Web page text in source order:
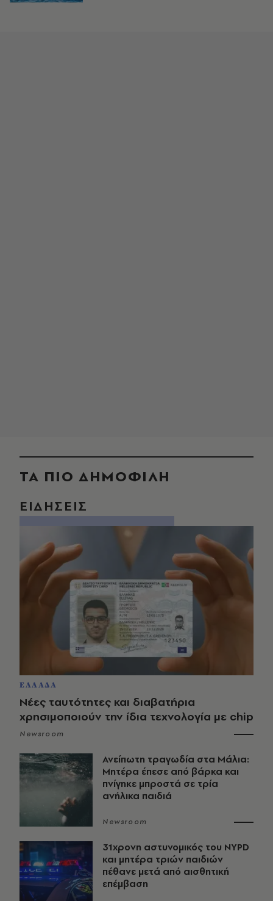
ΤΑ ΠΙΟ ΔΗΜΟΦΙΛΗ
ΕΙΔΗΣΕΙΣ
ΕΛΛΑΔΑ
Νέες ταυτότητες και διαβατήρια
χρησιμοποιούν την ίδια τεχνολογία με chip
Newsroom
Ανείπωτη τραγωδία στα Μάλια:
Μητέρα έπεσε από βάρκα και
πνίγηκε μπροστά σε τρία
ανήλικα παιδιά
Newsroom
31χρονη αστυνομικός του NYPD
και μητέρα τριών παιδιών
πέθανε μετά από αισθητική
επέμβαση